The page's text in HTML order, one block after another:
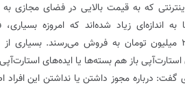
که به قیمت بالایی در فضای مجازی
به اندازه‌ای زیاد شده‌اند که امروزه
استارت‌آپی این روزها حدود ۲۰ میلیون تومان به فروش
باز هم بسته‌ها یا ایده‌های
درباره مجوز داشتن یا نداشتن این